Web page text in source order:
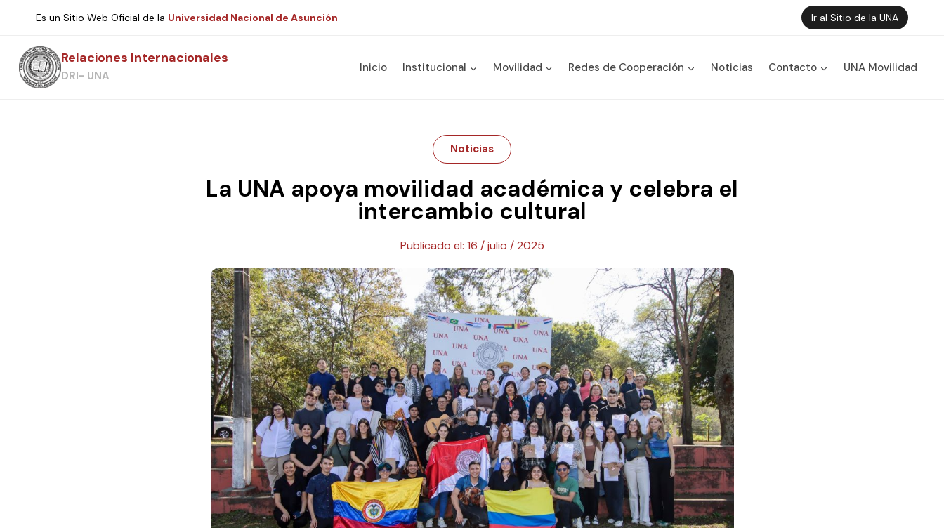
Es un Sitio Web Oficial de la Universidad Nacional de Asunción Ir al Sitio de la UNA
Relaciones Internacionales
DRI- UNA
Inicio Institucional Movilidad Redes de Cooperación Noticias Contacto UNA Movilidad
Noticias
La UNA apoya movilidad académica y celebra el
intercambio cultural
Publicado el: 16 / julio / 2025